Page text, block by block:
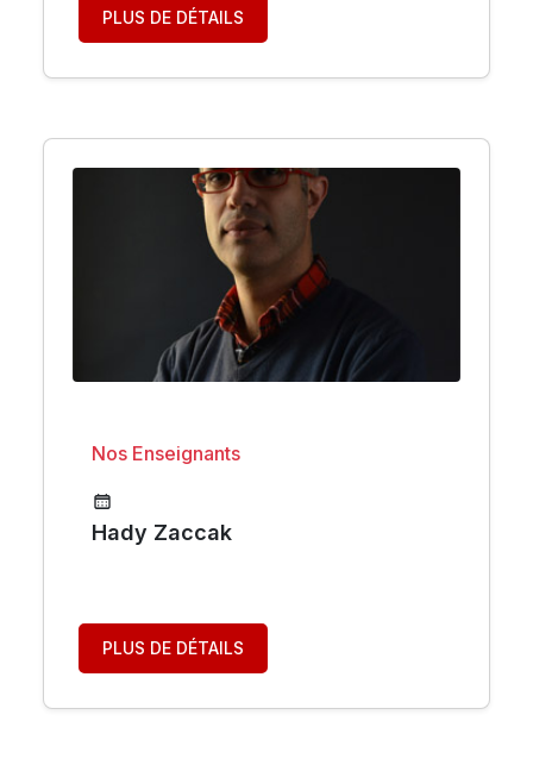
PLUS DE DÉTAILS
Nos Enseignants
Hady Zaccak
PLUS DE DÉTAILS